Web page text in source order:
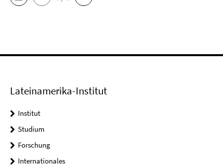
Lateinamerika-Institut
Institut
Studium
Forschung
Internationales